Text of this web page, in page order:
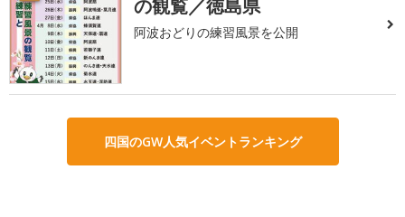
の観覧／徳島県
阿波おどりの練習風景を公開
四国のGW人気イベントランキング